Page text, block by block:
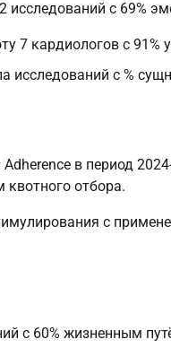
исследований с 69%
7 кардиологов с 91%
исследований с %
в период
отбора.
с
с 60% жизненным